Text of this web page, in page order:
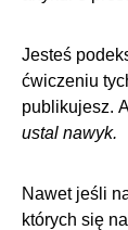
Jesteś
ćwiczeniu
publikujesz.
ustal nawyk.
Nawet jeśli
których się